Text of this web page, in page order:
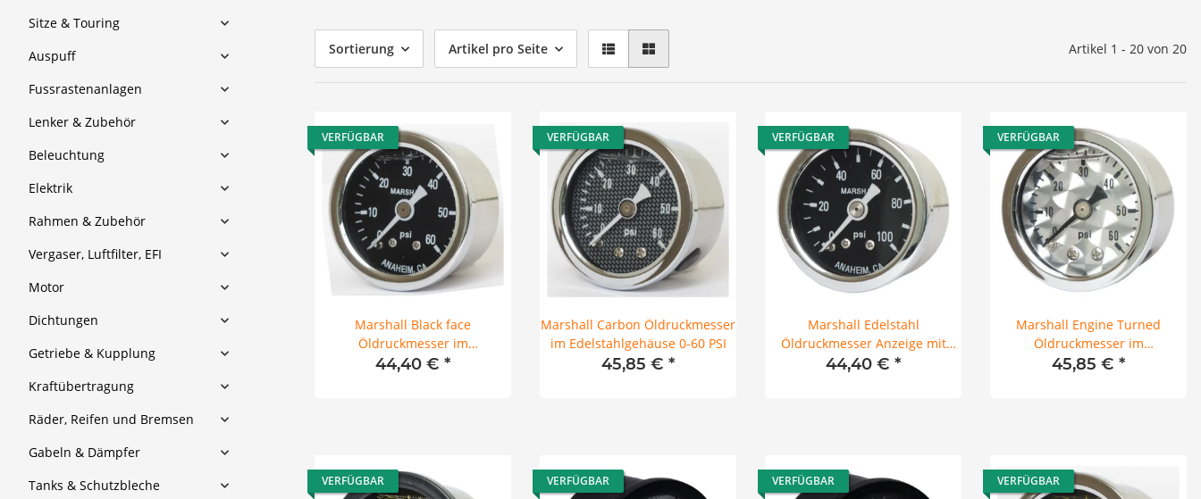
Sortierung Artikel pro Seite Artikel 1 - 20 von 20
VERFÜGBAR
Marshall Black face
Öldruckmesser im
Edelstahlgehäuse 0-60 PSI
44,40 € *
VERFÜGBAR
Marshall Carbon Öldruckmesser
im Edelstahlgehäuse 0-60 PSI
45,85 € *
VERFÜGBAR
Marshall Edelstahl
Öldruckmesser Anzeige mit
schwarzem Ziffernblatt 0-100 Psi
44,40 € *
VERFÜGBAR
Marshall Engine Turned
Öldruckmesser im
Edelstahlgehäuse 0-60 PSI
45,85 € *
VERFÜGBAR VERFÜGBAR VERFÜGBAR VERFÜGBAR
Sitze & Touring
Auspuff
Fussrastenanlagen
Lenker & Zubehör
Beleuchtung
Elektrik
Rahmen & Zubehör
Vergaser, Luftfilter, EFI
Motor
Dichtungen
Getriebe & Kupplung
Kraftübertragung
Räder, Reifen und Bremsen
Gabeln & Dämpfer
Tanks & Schutzbleche